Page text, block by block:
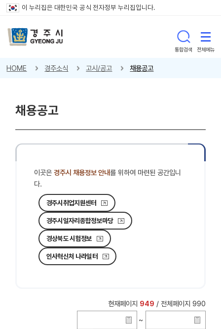
이 누리집은 대한민국 공식 전자정부 누리집입니다.
통합검색 전체메뉴
HOME 경주소식 고시/공고 채용공고
채용공고
이곳은경주시 채용정보 안내를 위하여 마련된 공간입니
다.
경주시취업지원센터
경주시일자리종합정보마당
경상북도 시험정보
인사혁신처 나라일터
현재페이지 949 / 전체페이지 990
~